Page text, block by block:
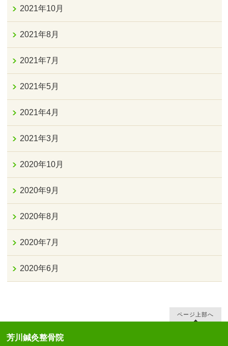
2021年10月
2021年8月
2021年7月
2021年5月
2021年4月
2021年3月
2020年10月
2020年9月
2020年8月
2020年7月
2020年6月
ページ上部へ
芳川鍼灸整骨院